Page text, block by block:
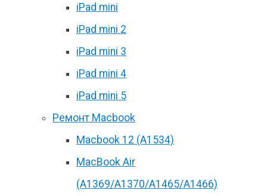
iPad mini
iPad mini 2
iPad mini 3
iPad mini 4
iPad mini 5
Ремонт Macbook
Macbook 12 (А1534)
MacBook Air
(A1369/A1370/A1465/A1466)